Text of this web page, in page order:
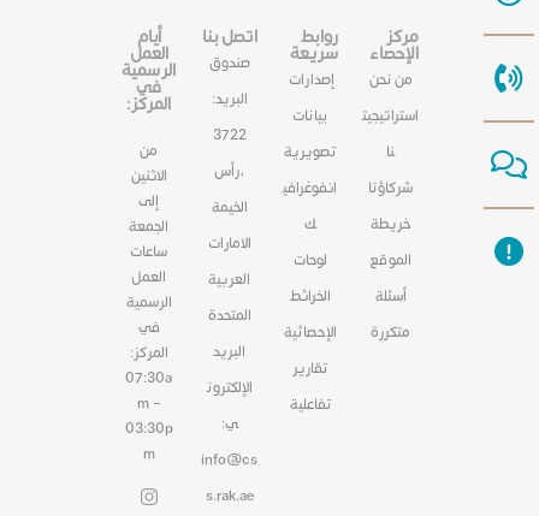
مركز
الإحصاء
من نحن
استراتيجيت
نا
شركاؤنا
خريطة
الموقع
أسئلة
متكررة
روابط
سريعة
إصدارات
بيانات
تصويرية
انفوغرافي
ك
لوحات
الخرائط
الإحصائية
تقارير
تفاعلية
اتصل بنا
صندوق
البريد:
3722
،رأس
الخيمة
الامارات
العربية
المتحدة
البريد
الإلكترون
ي:
info@cs
s.rak.ae
أيام
العمل
الرسمية
في
المركز:
من
الاثنين
إلى
الجمعة
ساعات
العمل
الرسمية
في
المركز:
07:30a
m –
03:30p
m